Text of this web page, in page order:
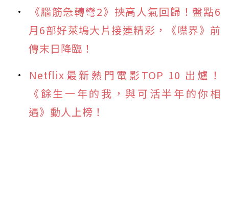
《腦筋急轉彎2》挾高人氣回歸！盤點6
月6部好萊塢大片接連精彩，《噤界》前
傳末日降臨！
Netflix最新熱門電影TOP 10 出爐！
《餘生一年的我，與可活半年的你相
遇》動人上榜！